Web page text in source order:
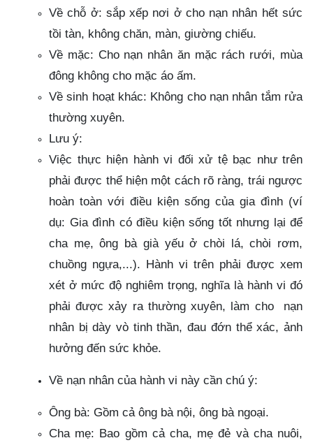
Về chỗ ở: sắp xếp nơi ở cho nạn nhân hết sức
tồi tàn, không chăn, màn, giường chiếu.
Về mặc: Cho nạn nhân ăn mặc rách rưới, mùa
đông không cho mặc áo ấm.
Về sinh hoạt khác: Không cho nạn nhân tắm rửa
thường xuyên.
Lưu ý:
Việc thực hiện hành vi đối xử tệ bạc như trên
phải được thể hiện một cách rõ ràng, trái ngược
hoàn toàn với điều kiện sống của gia đình (ví
dụ: Gia đình có điều kiện sống tốt nhưng lại để
cha mẹ, ông bà già yếu ở chòi lá, chòi rơm,
chuồng ngựa,...). Hành vi trên phải được xem
xét ở mức độ nghiêm trọng, nghĩa là hành vi đó
phải được xảy ra thường xuyên, làm cho nạn
nhân bị dày vò tinh thần, đau đớn thể xác, ảnh
hưởng đến sức khỏe.
Về nạn nhân của hành vi này cần chú ý:
Ông bà: Gồm cả ông bà nội, ông bà ngoại.
Cha mẹ: Bao gồm cả cha, mẹ đẻ và cha nuôi,